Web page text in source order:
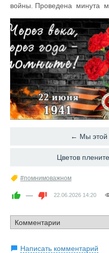
войны. Проведена минута
← Мы этой
Цветов
#помнимоважном
— 22.06.2026 14:20
Написать комментарий